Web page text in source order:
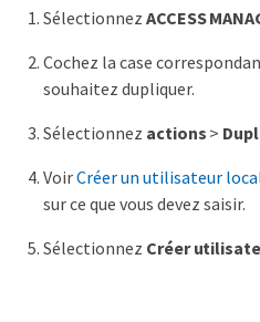
Sélectionnez ACCESS
Cochez la case
souhaitez dupliquer.
Sélectionnez actions >
VoirCréer un utilisateur
sur ce que vous devez saisir.
Sélectionnez Créer